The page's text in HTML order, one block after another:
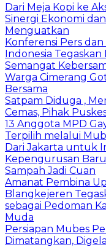
Dari Meja Kopi ke
Sinergi Ekonomi
Menguatkan
Konferensi Pers
Indonesia
Semangat
Warga Cimerang
Bersama
Satpam Diduga ,
Cemas, Pihak
13 Anggota MPD
Terpilih melalui
Dari Jakarta untuk
Kepengurusan
Sampah Jadi Cuan
Amanat Pembina
Blangkejeren
sebagai Pedoman
Muda
Persiapan Mubes
Dimatangkan,